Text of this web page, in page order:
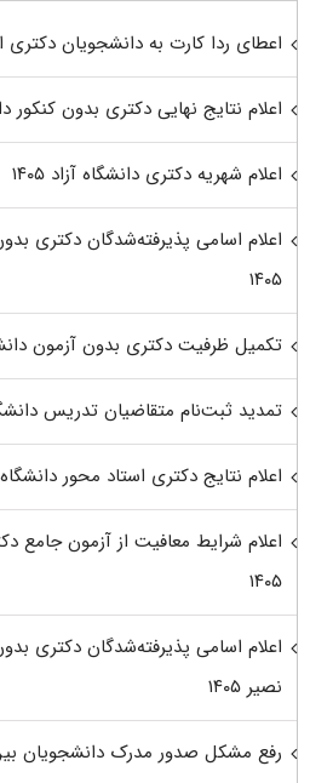
اعطای ردا کارت به دانشجویان دکتری از
اعلام نتایج نهایی دکتری بدون کنکور
اعلام شهریه دکتری دانشگاه آزاد ۱۴۰۵
اعلام اسامی پذیرفته‌شدگان دکتری
۱۴۰۵
تکمیل ظرفیت دکتری بدون آزمون
تمدید ثبت‌نام متقاضیان تدریس دانشگاه
اعلام نتایج دکتری استاد محور دانشگاه
اعلام شرایط معافیت از آزمون جامع
۱۴۰۵
اعلام اسامی پذیرفته‌شدگان دکتری
نصیر ۱۴۰۵
رفع مشکل صدور مدرک دانشجویان بین